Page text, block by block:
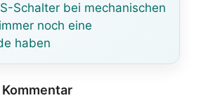
Schalter bei mechanischen
noch eine
haben